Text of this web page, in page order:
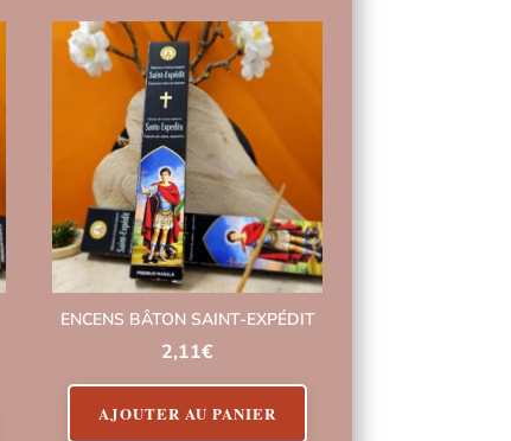
ENCENS BÂTON SAINT-EXPÉDIT
2,11€
AJOUTER AU PANIER